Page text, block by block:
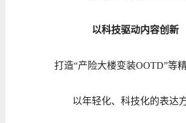
以科技驱动内容创新
打造“产险大楼变装OOTD”等
以年轻化、科技化的表达